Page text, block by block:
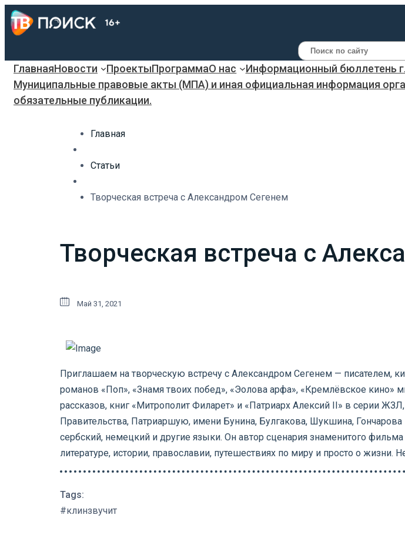
Поиск
ГлавнаяНовости ПроектыПрограммаО нас
Информационный бюллетень
Муниципальные правовые акты (МПА) и иная официальная информация
обязательные публикации.
Главная
Статьи
Творческая встреча с Александром Сегенем
Творческая встреча с
Май 31, 2021
Приглашаем на творческую встречу с Александром Сегенем — писателем,
романов «Поп», «Знамя твоих побед», «Эолова арфа», «Кремлёвское кино»
рассказов, книг «Митрополит Филарет» и «Патриарх Алексий II» в серии
Правительства, Патриаршую, имени Бунина, Булгакова, Шукшина,
сербский, немецкий и другие языки. Он автор сценария знаменитого
литературе, истории, православии, путешествиях по миру и просто о жизни.
Tags:
#клинзвучит